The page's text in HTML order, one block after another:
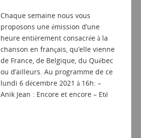
Chaque semaine nous vous
proposons une émission d’une
heure entièrement consacrée à la
chanson en français, qu’elle vienne
de France, de Belgique, du Québec
ou d’ailleurs. Au programme de ce
lundi 6 décembre 2021 à 16h: –
Anik Jean : Encore et encore – Eté